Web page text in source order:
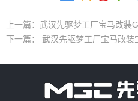
上一篇： 武汉先驱梦工厂宝马改装
下一篇：
武汉先驱梦工厂宝马改